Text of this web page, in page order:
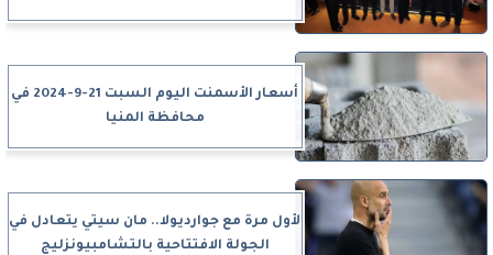
أسعار الأسمنت اليوم السبت 21-9-2024 في
محافظة المنيا
لأول مرة مع جوارديولا.. مان سيتي يتعادل في
الجولة الافتتاحية بالتشامبيونزليج